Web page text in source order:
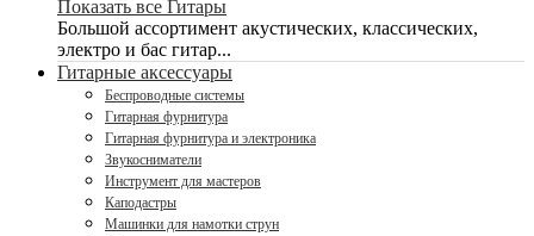
Показать все Гитары
Большой ассортимент акустических, классических,
электро и бас гитар...
Гитарные аксессуары
Беспроводные системы
Гитарная фурнитура
Гитарная фурнитура и электроника
Звукосниматели
Инструмент для мастеров
Каподастры
Машинки для намотки струн